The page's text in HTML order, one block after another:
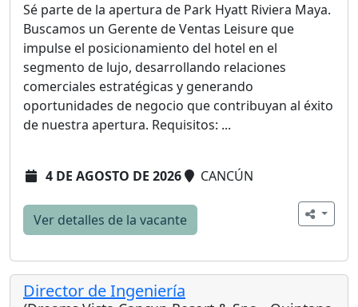
Sé parte de la apertura de Park Hyatt Riviera Maya.
Buscamos un Gerente de Ventas Leisure que
impulse el posicionamiento del hotel en el
segmento de lujo, desarrollando relaciones
comerciales estratégicas y generando
oportunidades de negocio que contribuyan al éxito
de nuestra apertura. Requisitos: ...
4 DE AGOSTO DE 2026 CANCÚN
Ver detalles de la vacante
Director de Ingeniería